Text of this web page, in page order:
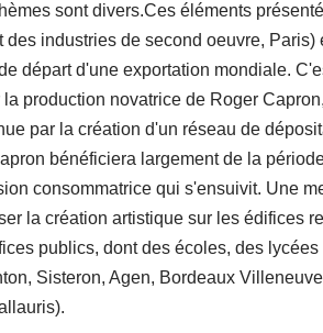
sont divers.Ces éléments
des industries de second oeuvre,
départ d'une exportation mondiale.
production novatrice de Roger
par la création d'un réseau de
bénéficiera largement de la
consommatrice qui s'ensuivit. Une
la création artistique sur les édifices
publics, dont des écoles, des
Sisteron, Agen, Bordeaux